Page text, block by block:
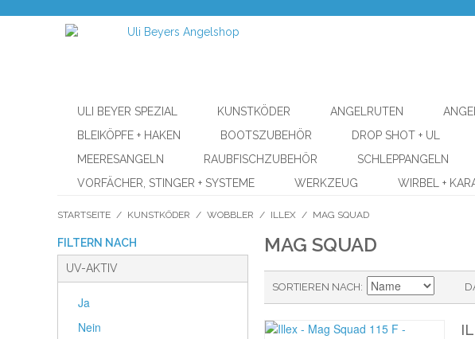
ULI BEYER SPEZIAL KUNSTKÖDER ANGELRUTEN
BLEIKÖPFE + HAKEN
BOOTSZUBEHÖR DROP SHOT + UL
MEERESANGELN
RAUBFISCHZUBEHÖR SCHLEPPANGELN
VORFÄCHER, STINGER + SYSTEME
WERKZEUG WIRBEL +
STARTSEITE / KUNSTKÖDER / WOBBLER / ILLEX / MAG SQUAD
FILTERN NACH
UV-AKTIV
Ja
Nein
MAG SQUAD
SORTIEREN NACH